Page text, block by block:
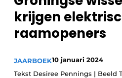
Podcasts
Privacy / Cookie
Vacatures
krijgen
raamopeners
JAARBOEK10 januari 2024
Tekst Desiree Pennings | Beeld